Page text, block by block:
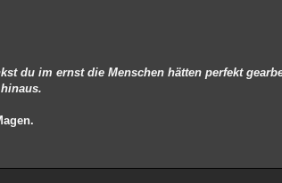
du im ernst die Menschen hätten perfekt